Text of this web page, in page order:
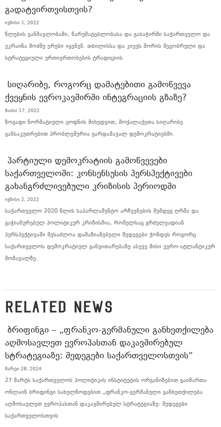
ᲒᲐᲓᲐᲢᲕᲘᲠᲗᲕᲘᲡᲗᲕᲘᲡ?
ივნისი 1, 2022
წლების განმავლობაში, წარუმატებლობასა და გასაჭირში საქართველო და
უკრაინა მოძმე ერები იყვნენ. თბილისსა და კიევს შორის მეგობრული და
სტრატეგიული ურთიერთობების ტრადიციის
ᲡᲘᲦᲐᲠᲘᲑᲔ, ᲠᲝᲒᲝᲠᲪ ᲓᲐᲛᲐᲢᲔᲑᲘᲗᲘ ᲒᲐᲛᲝᲬᲕᲔᲕᲐ
ᲥᲕᲔᲧᲜᲘᲡ ᲔᲕᲠᲝᲙᲐᲕᲨᲘᲠᲨᲘ ᲘᲜᲢᲔᲒᲠᲐᲪᲘᲘᲡ ᲒᲖᲐᲖᲔ?
მაისი 17, 2022
ზოგადი ნორმატიული ცოდნის მიხედვით, მოქალაქეთა სიღარიბე
განსაკუთრებით პრობლემურია გარდამავალ დემოკრატიებში.
ᲞᲐᲠᲢᲘᲣᲚᲘ ᲓᲔᲛᲝᲙᲠᲐᲢᲘᲘᲡ ᲒᲐᲛᲝᲬᲕᲔᲕᲔᲑᲘ
ᲡᲐᲥᲐᲠᲗᲕᲔᲚᲝᲨᲘ: ᲙᲝᲜᲡᲔᲜᲡᲣᲡᲘᲡ ᲞᲔᲠᲡᲞᲔᲥᲢᲘᲕᲔᲑᲘ
ᲒᲐᲮᲐᲜᲒᲠᲫᲚᲘᲕᲔᲑᲣᲚᲘ ᲙᲠᲘᲖᲘᲡᲘᲡ ᲞᲔᲠᲘᲝᲓᲨᲘ
ივნისი 2, 2022
საქართველო 2020 წლის საპარლამენტო არჩევნების შემდეგ ღრმა და
გაჭიანურებულ პოლიტიკურ კრიზისშია, რომელსაც გრძელვადიან
პერსპექტივაში შესაძლოა დამაზიანებელი შედეგები ქონდეს როგორც
საქართველოს დემოკრატიულ განვითარებაზე ასევე მისი ევრო-ატლანტიკურ
მომავალზე.
RELATED NEWS
ᲑᲠᲘᲤᲘᲜᲒᲘ – „ᲤᲠᲐᲜᲙᲝ-ᲒᲔᲠᲛᲐᲜᲣᲚᲘ ᲒᲐᲜᲮᲔᲗᲥᲘᲚᲔᲑᲐ
ᲐᲦᲛᲝᲡᲐᲕᲚᲔᲗ ᲔᲕᲠᲝᲞᲐᲡᲗᲐᲜ ᲓᲐᲙᲐᲕᲨᲘᲠᲔᲑᲣᲚ
ᲡᲢᲠᲐᲢᲔᲒᲘᲐᲖᲔ: ᲨᲔᲓᲔᲒᲔᲑᲘ ᲡᲐᲥᲐᲠᲗᲕᲔᲚᲝᲡᲗᲕᲘᲡ“
მარტი 28, 2024
27 მარტს საქართველოს პოლიტიკის ინსტიტუტის ორგანიზებით გაიმართა
ონლაინ ბრიფინგი სახელწოდებით „ფრანკო-გერმანული განხეთქილება
აღმოსავლეთ ევროპასთან დაკავშირებულ სტრატეგიაზე: შედეგები
საქართველოსთვის